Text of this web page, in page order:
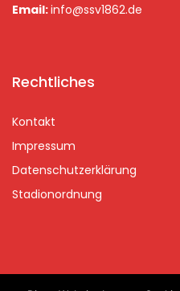
Email:info@ssv1862.de
Rechtliches
Kontakt
Impressum
Datenschutzerklärung
Stadionordnung